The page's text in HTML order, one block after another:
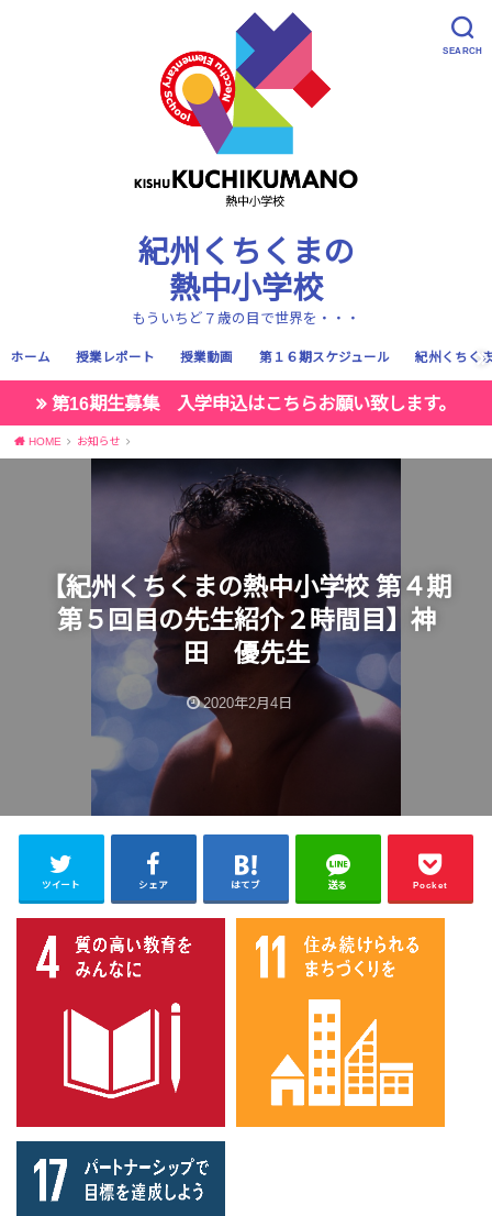
SEARCH
紀州くちくまの
熱中小学校
もういちど７歳の目で世界を・・・
ホーム 授業レポート 授業動画 第１６期スケジュール 紀州くちく
第16期生募集 入学申込はこちらお願い致します。
HOME お知らせ
【紀州くちくまの熱中小学校 第４期
第５回目の先生紹介２時間目】神
田 優先生
2020年2月4日
ツイート シェア はてブ 送る Pocket